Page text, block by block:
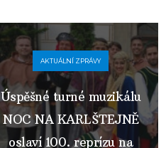
AKTUÁLNÍ ZPRÁVY
Úspěšné turné muzikálu
NOC NA KARLŠTEJNĚ
oslaví 100. reprízu na